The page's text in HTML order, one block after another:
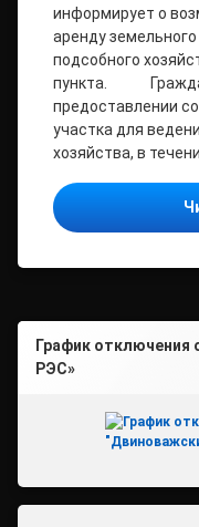
информирует о
аренду
подсобного
пункта.
предоставлении
участка для
хозяйства, в
График отключения
РЭС»